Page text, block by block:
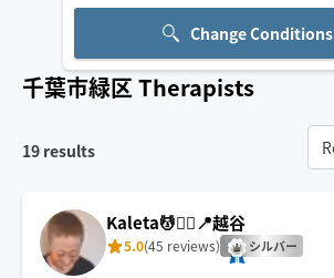
Change Conditions
千葉市緑区Therapists
19 results
Kaleta💆🧘‍♀️📍越谷
5.0(45 reviews) シルバー